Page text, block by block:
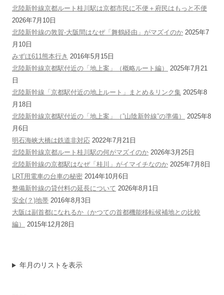
北陸新幹線京都ルート桂川駅は京都市民に不便＋府民はもっと不便
2026年7月10日
北陸新幹線の敦賀-大阪間はなぜ「舞鶴経由」がマズイのか 2025年7
月10日
みずほ611熊本行き 2016年5月15日
北陸新幹線京都駅付近の「地上案」（概略ルート編）
2025年7月21
日
北陸新幹線「京都駅付近の地上ルート」まとめ＆リンク集 2025年8
月18日
北陸新幹線京都駅付近の「地上案」（”山陰新幹線”の準備）
2025年8
月6日
明石海峡大橋は鉄道非対応 2022年7月21日
北陸新幹線京都ルート桂川駅の何がマズイのか 2026年3月25日
北陸新幹線の京都駅はなぜ「桂川」がイマイチなのか 2025年7月8日
LRT用電車の台車の秘密 2014年10月6日
整備新幹線の貸付料の延長について 2026年8月1日
安全(？)地帯 2016年8月3日
大阪は副首都になれるか（かつての首都機能移転候補地との比較
編）
2015年12月28日
年月のリストを表示